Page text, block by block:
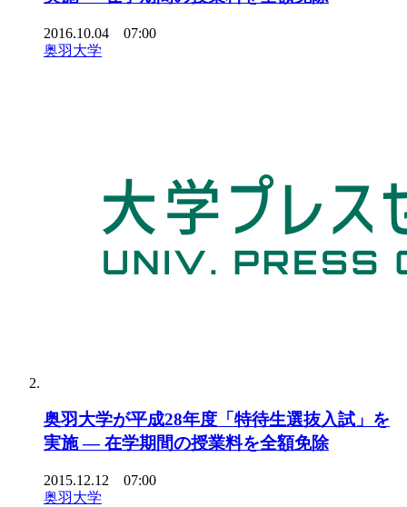
2016.10.04 07:00
奥羽大学
奥羽大学が平成28年度「特待生選抜入試」を
実施 — 在学期間の授業料を全額免除
2015.12.12 07:00
奥羽大学